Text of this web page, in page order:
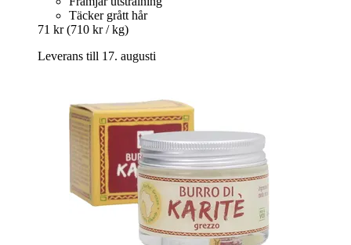
Täcker grått hår
71 kr (710 kr / kg)
Leverans till 17. augusti